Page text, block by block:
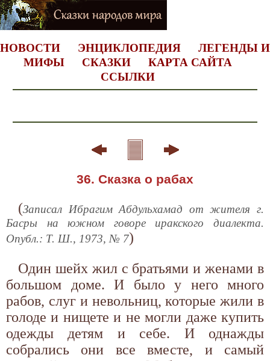
НОВОСТИ ЭНЦИКЛОПЕДИЯ
ЛЕГЕНДЫ И
МИФЫ
СКАЗКИ
КАРТА САЙТА
ССЫЛКИ
36. Сказка о рабах
(Записал Ибрагим Абдульхамад от жителя г.
Басры на южном говоре иракского диалекта.
Опубл.: Т. Ш., 1973, № 7)
Один шейх жил с братьями и женами в
большом доме. И было у него много
рабов, слуг и невольниц, которые жили в
голоде и нищете и не могли даже купить
одежды детям и себе. И однажды
собрались они все вместе, и самый